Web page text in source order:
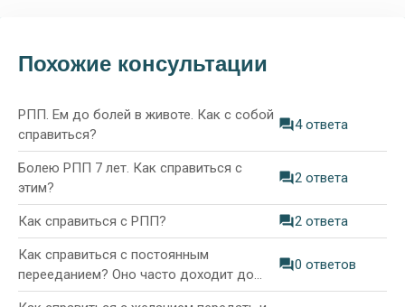
Похожие консультации
РПП. Ем до болей в животе. Как с собой
справиться?
4 ответа
Болею РПП 7 лет. Как справиться с
этим?
2 ответа
Как справиться с РПП? 2 ответа
Как справиться с постоянным
перееданием? Оно часто доходит до
тошноты и боли в животе
0 ответов